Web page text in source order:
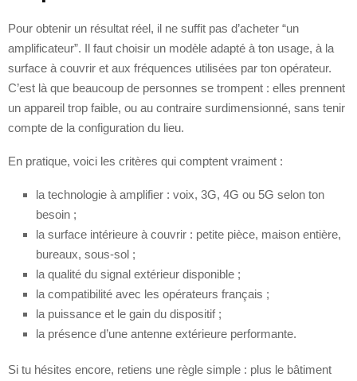
Pour obtenir un résultat réel, il ne suffit pas d’acheter “un
amplificateur”. Il faut choisir un modèle adapté à ton usage, à la
surface à couvrir et aux fréquences utilisées par ton opérateur.
C’est là que beaucoup de personnes se trompent : elles prennent
un appareil trop faible, ou au contraire surdimensionné, sans tenir
compte de la configuration du lieu.
En pratique, voici les critères qui comptent vraiment :
la technologie à amplifier : voix, 3G, 4G ou 5G selon ton
besoin ;
la surface intérieure à couvrir : petite pièce, maison entière,
bureaux, sous-sol ;
la qualité du signal extérieur disponible ;
la compatibilité avec les opérateurs français ;
la puissance et le gain du dispositif ;
la présence d’une antenne extérieure performante.
Si tu hésites encore, retiens une règle simple : plus le bâtiment